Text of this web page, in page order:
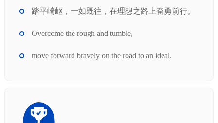
踏平崎岖，一如既往，在理想之路上奋勇前行。
Overcome the rough and tumble,
move forward bravely on the road to an ideal.